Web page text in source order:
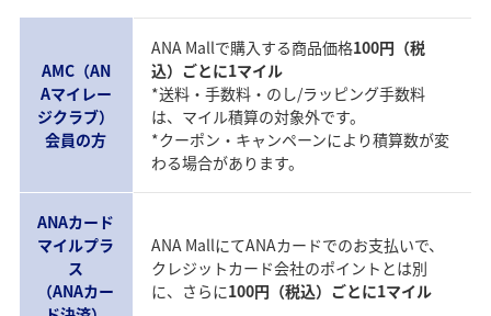
AMC（AN
Aマイレー
ジクラブ）
会員の方
ANA Mallで購入する商品価格100円（税
込）ごとに1マイル
*送料・手数料・のし/ラッピング手数料
は、マイル積算の対象外です。
*クーポン・キャンペーンにより積算数が変
わる場合があります。
ANAカード
マイルプラ
ス
（ANAカー
ANA MallにてANAカードでのお支払いで、
クレジットカード会社のポイントとは別
に、さらに100円（税込）ごとに1マイル